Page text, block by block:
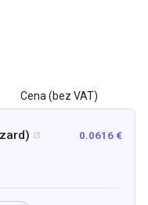
Cena (bez VAT)
 0.0616 €